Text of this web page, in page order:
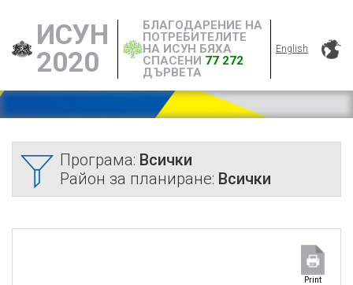
ИСУН
2020
БЛАГОДАРЕНИЕ НА
ПОТРЕБИТЕЛИТЕ
НА ИСУН БЯХА
СПАСЕНИ 77 272
ДЪРВЕТА
English
Програма: Всички
Район за планиране: Всички
Print